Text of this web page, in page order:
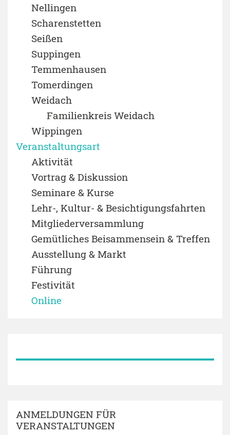
Nellingen
Scharenstetten
Seißen
Suppingen
Temmenhausen
Tomerdingen
Weidach
Familienkreis Weidach
Wippingen
Veranstaltungsart
Aktivität
Vortrag & Diskussion
Seminare & Kurse
Lehr-, Kultur- & Besichtigungsfahrten
Mitgliederversammlung
Gemütliches Beisammensein & Treffen
Ausstellung & Markt
Führung
Festivität
Online
ANMELDUNGEN FÜR
VERANSTALTUNGEN